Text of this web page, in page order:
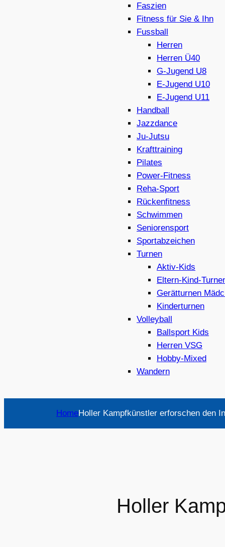
Faszien
Fitness für Sie & Ihn
Fussball
Herren
Herren Ü40
G-Jugend U8
E-Jugend U10
E-Jugend U11
Handball
Jazzdance
Ju-Jutsu
Krafttraining
Pilates
Power-Fitness
Reha-Sport
Rückenfitness
Schwimmen
Seniorensport
Sportabzeichen
Turnen
Aktiv-Kids
Eltern-Kind-
Gerätturnen
Kinderturnen
Volleyball
Ballsport Kids
Herren VSG
Hobby-Mixed
Wandern
HomeHoller Kampfkünstler erforschen den
Holler